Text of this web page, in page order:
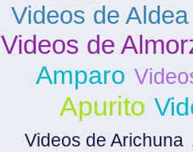
Videos de
Videos de
Amparo
Apurito
Videos de Arichuna